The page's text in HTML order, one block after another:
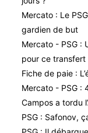
Mercato : Le
gardien de but
Mercato - PSG :
pour ce transfert
Fiche de paie :
Mercato - PSG :
Campos a tordu
PSG : Safonov,